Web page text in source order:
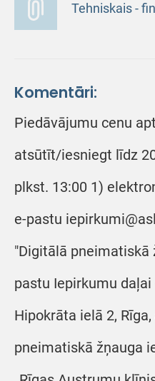
Tehniskais -
Komentāri:
Piedāvājumu cenu
atsūtīt/iesniegt līdz
plkst. 13:00 1)
e-pastu
"Digitālā pneimatiskā
pastu Iepirkumu
Hipokrāta ielā 2,
pneimatiskā žņauga